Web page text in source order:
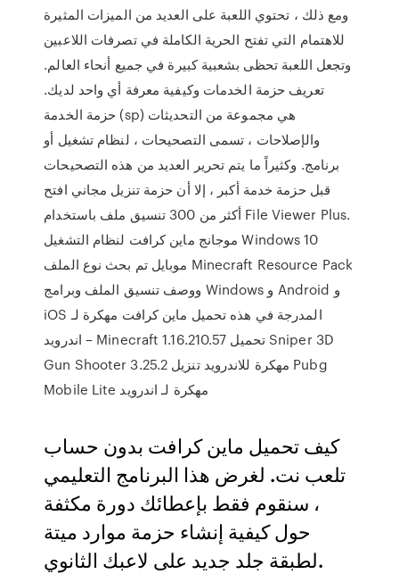
ومع ذلك ، تحتوي اللعبة على العديد من الميزات المثيرة
للاهتمام التي تفتح الحرية الكاملة في تصرفات اللاعبين
وتجعل اللعبة تحظى بشعبية كبيرة في جميع أنحاء العالم.
تعريف حزمة الخدمات وكيفية معرفة أي واحد لديك.
حزمة الخدمة (sp) هي مجموعة من التحديثات
والإصلاحات ، تسمى التصحيحات ، لنظام تشغيل أو
برنامج. وكثيراً ما يتم تحرير العديد من هذه التصحيحات
قبل حزمة خدمة أكبر ، إلا أن حزمة تنزيل مجاني افتح
أكثر من 300 تنسيق ملف باستخدام File Viewer Plus.
موجانج ماين كرافت لنظام التشغيل Windows 10
موبايل تم بحث نوع الملف Minecraft Resource Pack
ووصف تنسيق الملف وبرامج Windows و Android و
iOS المدرجة في هذه تحميل ماين كرافت مهكرة لـ
اندرويد – Minecraft 1.16.210.57 تحميل Sniper 3D
Gun Shooter 3.25.2 مهكرة للاندرويد تنزيل Pubg
Mobile Lite مهكرة لـ اندرويد
كيف تحميل ماين كرافت بدون حساب
تلعب نت. لغرض هذا البرنامج التعليمي
، سنقوم فقط بإعطائك دورة مكثفة
حول كيفية إنشاء حزمة موارد ميتة
لطبقة جلد جديد على لاعبك الثانوي.